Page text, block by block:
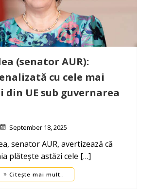
(senator AUR):
cu cele mai
din UE sub guvernarea
September 18, 2025
senator AUR, avertizează că
plătește astăzi cele […]
Citește mai mult..